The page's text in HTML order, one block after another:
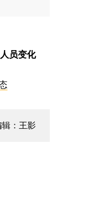
员变化
：王影